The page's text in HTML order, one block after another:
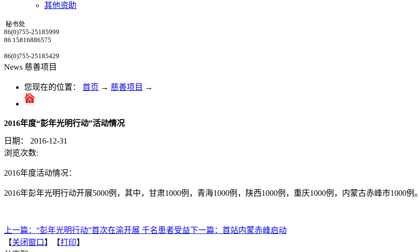
其他资助
秘书处
86(0)755-25185999
86 15816886575
86(0)755-25185429
News 慈善项目
您现在的位置： 首页 → 慈善项目 →
2016年度“彭年光明行动”活动情况
日期：
2016-12-31
浏览次数:
2016年度活动情况：
2016年彭年光明行动开展5000例，其中，甘肃1000例，青海1000例，陕西1000例，重庆1000例，内蒙古赤峰市1000例。
上一篇： “彭年光明行动”首次在渝开展 千名患者受益下一篇： 首站内蒙赤峰启动
【关闭窗口 】【打印】